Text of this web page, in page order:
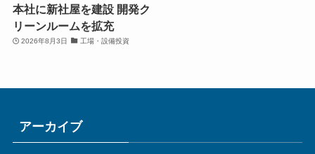
本社に新社屋を建設 開発ク
リーンルームを拡充
2026年8月3日 工場・設備投資
アーカイブ